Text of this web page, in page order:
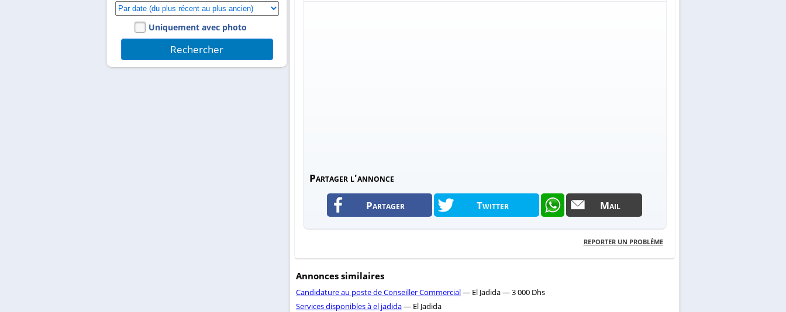
Uniquement avec photo
Partager l'annonce
Partager Twitter Mail
REPORTER UN PROBLÈME
Annonces similaires
Candidature au poste de Conseiller Commercial— El Jadida — 3 000 Dhs
Services disponibles à el jadida— El Jadida